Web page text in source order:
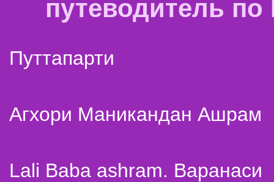
путеводитель
Путтапарти
Агхори Маникандан Ашрам
Lali Baba ashram. Варанаси